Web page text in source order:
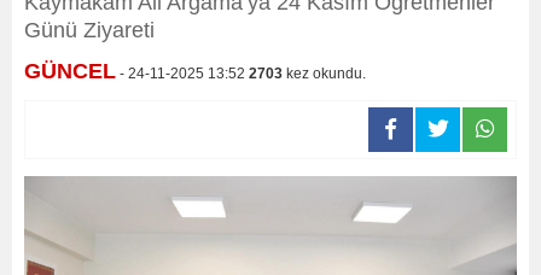
Günü Ziyareti
GÜNCEL - 24-11-2025 13:52 2703 kez okundu.